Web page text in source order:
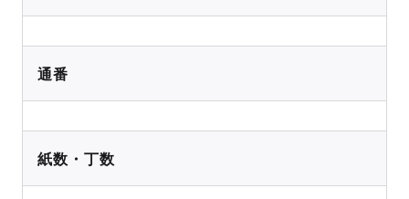
通番
紙数・丁数